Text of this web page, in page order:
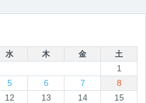
水 木 金 土
1
5 6 7
8
12 13 14
15